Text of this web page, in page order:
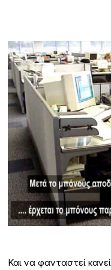
Και να φανταστεί